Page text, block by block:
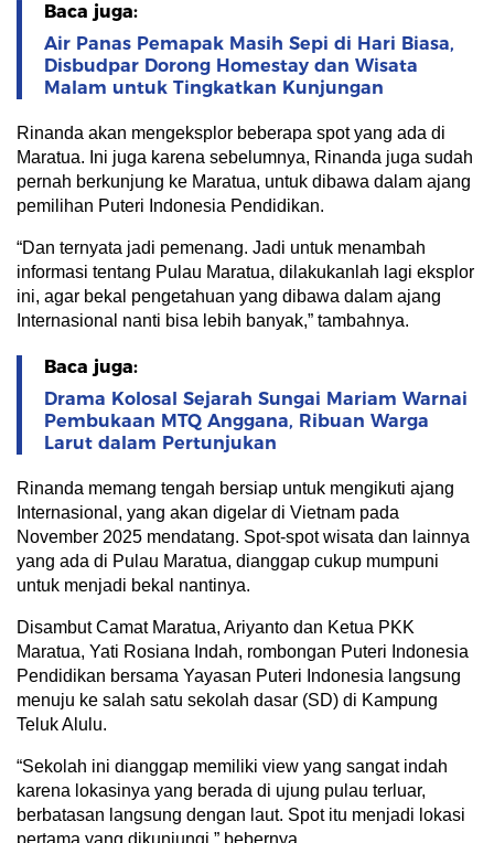
Baca juga:
Air Panas Pemapak Masih Sepi di Hari Biasa,
Disbudpar Dorong Homestay dan Wisata
Malam untuk Tingkatkan Kunjungan
Rinanda akan mengeksplor beberapa spot yang ada di
Maratua. Ini juga karena sebelumnya, Rinanda juga sudah
pernah berkunjung ke Maratua, untuk dibawa dalam ajang
pemilihan Puteri Indonesia Pendidikan.
“Dan ternyata jadi pemenang. Jadi untuk menambah
informasi tentang Pulau Maratua, dilakukanlah lagi eksplor
ini, agar bekal pengetahuan yang dibawa dalam ajang
Internasional nanti bisa lebih banyak,” tambahnya.
Baca juga:
Drama Kolosal Sejarah Sungai Mariam Warnai
Pembukaan MTQ Anggana, Ribuan Warga
Larut dalam Pertunjukan
Rinanda memang tengah bersiap untuk mengikuti ajang
Internasional, yang akan digelar di Vietnam pada
November 2025 mendatang. Spot-spot wisata dan lainnya
yang ada di Pulau Maratua, dianggap cukup mumpuni
untuk menjadi bekal nantinya.
Disambut Camat Maratua, Ariyanto dan Ketua PKK
Maratua, Yati Rosiana Indah, rombongan Puteri Indonesia
Pendidikan bersama Yayasan Puteri Indonesia langsung
menuju ke salah satu sekolah dasar (SD) di Kampung
Teluk Alulu.
“Sekolah ini dianggap memiliki view yang sangat indah
karena lokasinya yang berada di ujung pulau terluar,
berbatasan langsung dengan laut. Spot itu menjadi lokasi